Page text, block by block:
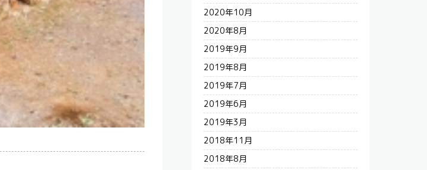
2020年10月
2020年8月
2019年9月
2019年8月
2019年7月
2019年6月
2019年3月
2018年11月
2018年8月